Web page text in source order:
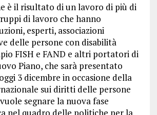
è il risultato di un lavoro di più di
di lavoro che hanno
esperti, associazioni
delle persone con disabilità
FISH e FAND e altri portatori di
Piano, che sarà presentato
3 dicembre in occasione della
sui diritti delle persone
segnare la nuova fase
nel quadro delle politiche per la